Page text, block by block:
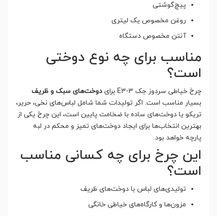
پیچ‌گوشتی
روغن مخصوص یک لیتری
آنتن مخصوص دستگاه
مناسب برای چه نوع دوختی
است؟
چرخ خیاطی سردوز جک E3-3 برای
دوخت‌های سبک و ظریف
بسیار مناسب است. اگر تولیدات شما شامل لباس‌های نخی، حریر،
تریکو یا دوخت‌های ساده با ضخامت پایین است، این چرخ یکی از
بهترین انتخاب‌ها برای ایجاد دوخت‌های تمیز و محکم در لبه
پارچه خواهد بود.
این چرخ برای چه کسانی مناسب
است؟
تولیدی‌های لباس با دوخت‌های ظریف
مزون‌ها و کارگاه‌های خیاطی خانگی